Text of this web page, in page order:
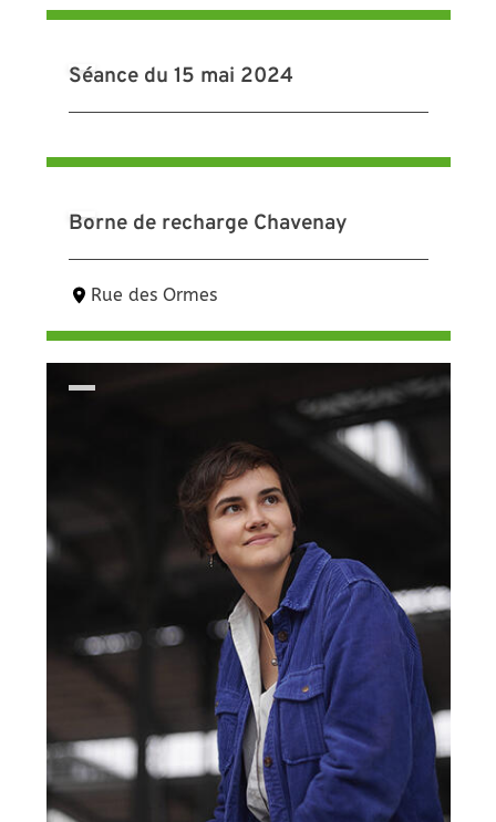
Séance du 15 mai 2024
Borne de recharge Chavenay
Rue des Ormes